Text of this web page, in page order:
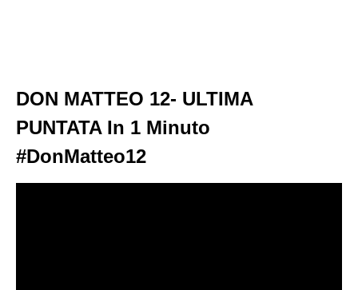
DON MATTEO 12- ULTIMA
PUNTATA In 1 Minuto
#DonMatteo12